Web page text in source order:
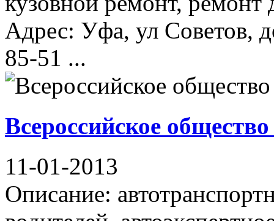
Адрес: Уфа, ул Советов,
85-51 ...
Всероссийское
11-01-2013
Описание: